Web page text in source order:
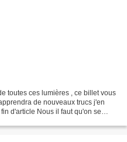
toutes ces lumières , ce billet vous
de nouveaux trucs j'en
d'article Nous il faut qu'on se